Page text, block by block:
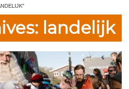
landelijk